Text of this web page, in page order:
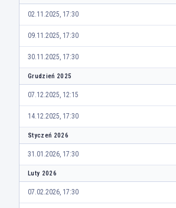
02.11.2025, 17:30
09.11.2025, 17:30
30.11.2025, 17:30
Grudzień 2025
07.12.2025, 12:15
14.12.2025, 17:30
Styczeń 2026
31.01.2026, 17:30
Luty 2026
07.02.2026, 17:30